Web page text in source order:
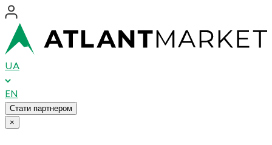
UA
EN
Стати партнером
×